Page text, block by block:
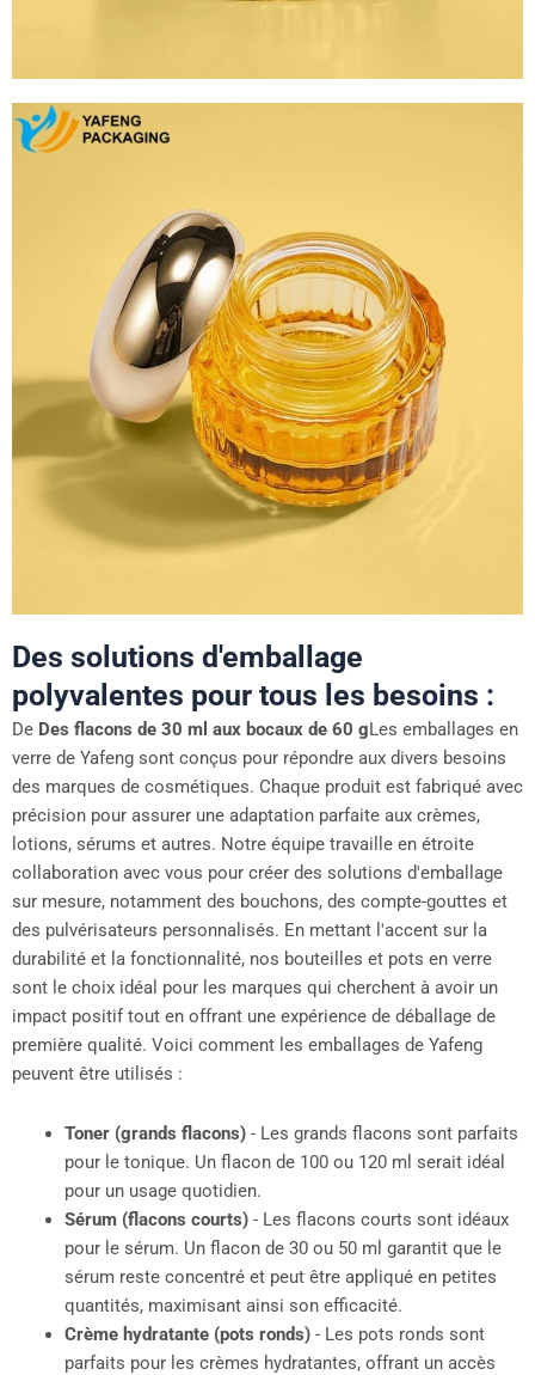
Des solutions d'emballage
polyvalentes pour tous les besoins :
De Des flacons de 30 ml aux bocaux de 60 gLes emballages en
verre de Yafeng sont conçus pour répondre aux divers besoins
des marques de cosmétiques. Chaque produit est fabriqué avec
précision pour assurer une adaptation parfaite aux crèmes,
lotions, sérums et autres. Notre équipe travaille en étroite
collaboration avec vous pour créer des solutions d'emballage
sur mesure, notamment des bouchons, des compte-gouttes et
des pulvérisateurs personnalisés. En mettant l'accent sur la
durabilité et la fonctionnalité, nos bouteilles et pots en verre
sont le choix idéal pour les marques qui cherchent à avoir un
impact positif tout en offrant une expérience de déballage de
première qualité. Voici comment les emballages de Yafeng
peuvent être utilisés :
Toner (grands flacons)- Les grands flacons sont parfaits
pour le tonique. Un flacon de 100 ou 120 ml serait idéal
pour un usage quotidien.
Sérum (flacons courts)- Les flacons courts sont idéaux
pour le sérum. Un flacon de 30 ou 50 ml garantit que le
sérum reste concentré et peut être appliqué en petites
quantités, maximisant ainsi son efficacité.
Crème hydratante (pots ronds)- Les pots ronds sont
parfaits pour les crèmes hydratantes, offrant un accès